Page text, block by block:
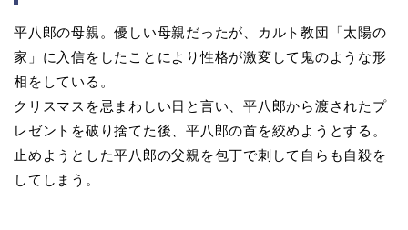
平八郎の母親。優しい母親だったが、カルト教団「太陽の
家」に入信をしたことにより性格が激変して鬼のような形
相をしている。
クリスマスを忌まわしい日と言い、平八郎から渡されたプ
レゼントを破り捨てた後、平八郎の首を絞めようとする。
止めようとした平八郎の父親を包丁で刺して自らも自殺を
してしまう。